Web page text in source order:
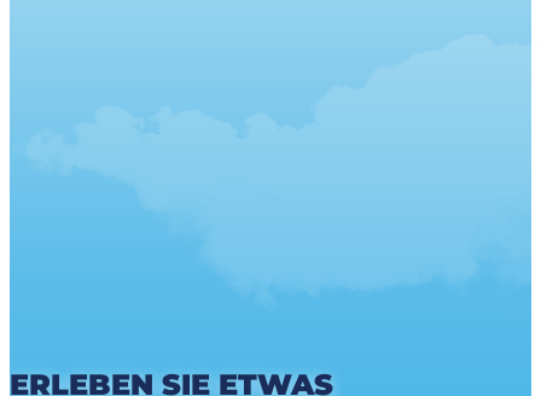
ERLEBEN SIE ETWAS